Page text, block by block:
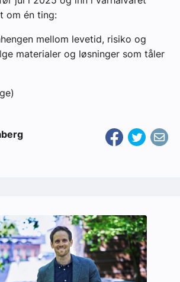
om én ting:
mellom levetid, risiko og
materialer og løsninger som tåler